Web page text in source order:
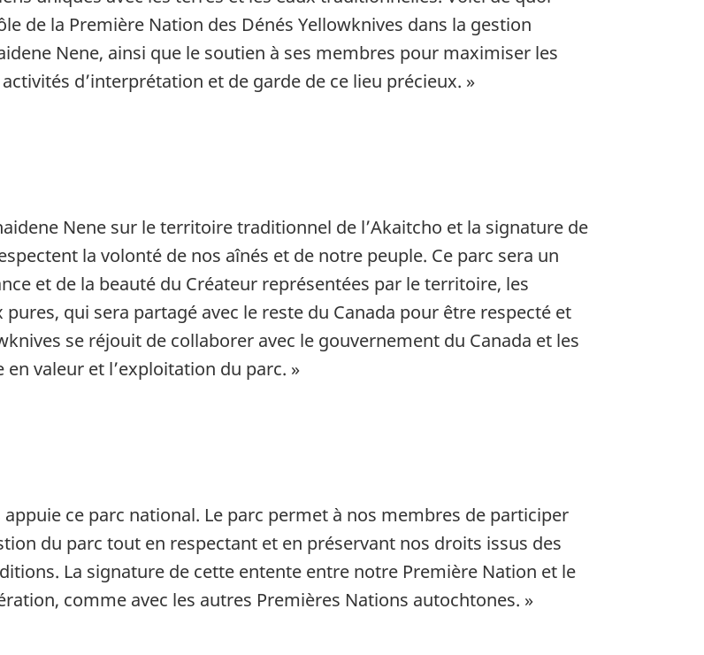
de la Première Nation des Dénés Yellowknives dans la gestion
Nene, ainsi que le soutien à ses membres pour maximiser les
d’interprétation et de garde de ce lieu précieux. »
Nene sur le territoire traditionnel de l’Akaitcho et la signature de
la volonté de nos aînés et de notre peuple. Ce parc sera un
et de la beauté du Créateur représentées par le territoire, les
qui sera partagé avec le reste du Canada pour être respecté et
se réjouit de collaborer avec le gouvernement du Canada et les
valeur et l’exploitation du parc. »
appuie ce parc national. Le parc permet à nos membres de participer
du parc tout en respectant et en préservant nos droits issus des
La signature de cette entente entre notre Première Nation et le
comme avec les autres Premières Nations autochtones. »